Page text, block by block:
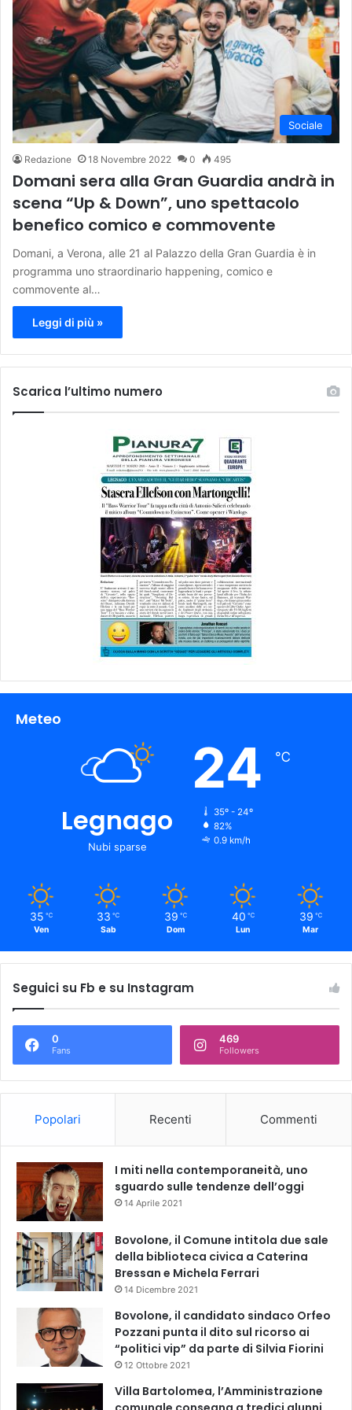
Sociale
Redazione 18 Novembre 2022 0 495
Domani sera alla Gran Guardia andrà in
scena “Up & Down”, uno spettacolo
benefico comico e commovente
Domani, a Verona, alle 21 al Palazzo della Gran Guardia è in
programma uno straordinario happening, comico e
commovente al…
Leggi di più »
Scarica l’ultimo numero
Meteo
Legnago
Nubi sparse
24 ℃
35º - 24º
82%
0.9 km/h
35 ℃
Ven
33 ℃
Sab
39 ℃
Dom
40 ℃
Lun
39 ℃
Mar
Seguici su Fb e su Instagram
0
Fans
469
Followers
Popolari Recenti Commenti
I miti nella contemporaneità, uno
sguardo sulle tendenze dell’oggi
14 Aprile 2021
Bovolone, il Comune intitola due sale
della biblioteca civica a Caterina
Bressan e Michela Ferrari
14 Dicembre 2021
Bovolone, il candidato sindaco Orfeo
Pozzani punta il dito sul ricorso ai
“politici vip” da parte di Silvia Fiorini
12 Ottobre 2021
Villa Bartolomea, l’Amministrazione